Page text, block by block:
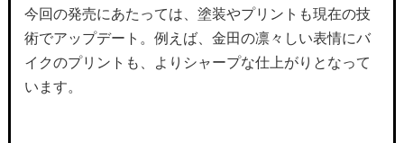
今回の発売にあたっては、塗装やプリントも現在の技
術でアップデート。例えば、金田の凛々しい表情にバ
イクのプリントも、よりシャープな仕上がりとなって
います。